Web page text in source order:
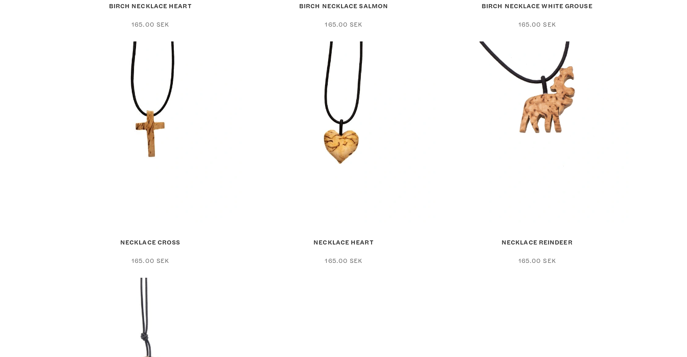
BIRCH NECKLACE HEART
165.00 SEK
BIRCH NECKLACE SALMON
165.00 SEK
BIRCH NECKLACE WHITE GROUSE
165.00 SEK
NECKLACE CROSS
165.00 SEK
NECKLACE HEART
165.00 SEK
NECKLACE REINDEER
165.00 SEK